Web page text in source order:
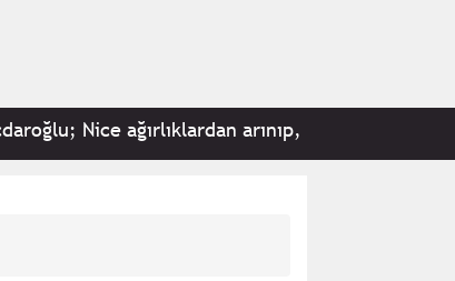
Nice ağırlıklardan arınıp, fırtınayı geride